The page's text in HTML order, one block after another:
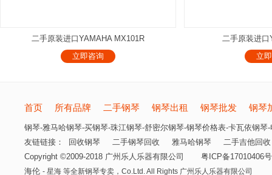
二手原装进口YAMAHA MX101R
立即咨询
二手原装进口
立
首页 所有品牌 二手钢琴 钢琴出租 钢琴批发 钢琴
钢琴-雅马哈钢琴-买钢琴-珠江钢琴-舒密尔钢琴-钢琴价格表-卡瓦依钢琴
友链链接：
回收钢琴 二手钢琴回收 雅马哈钢琴
二手吉他回收
Copyright ©2009-2018 广州乐人乐器有限公司
粤ICP备17010406
海伦 - 星海 等全新钢琴专卖， Co.Ltd. All Rights 广州乐人乐器有限公司